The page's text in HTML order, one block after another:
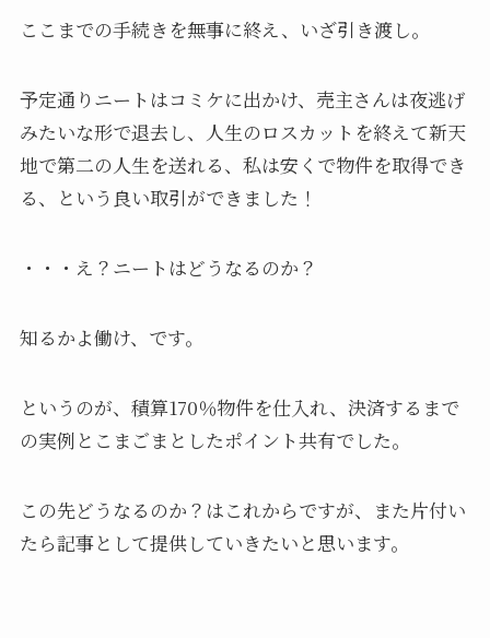
ここまでの手続きを無事に終え、いざ引き渡し。
予定通りニートはコミケに出かけ、売主さんは夜逃げ
みたいな形で退去し、人生のロスカットを終えて新天
地で第二の人生を送れる、私は安くで物件を取得でき
る、という良い取引ができました！
・・・え？ニートはどうなるのか？
知るかよ働け、です。
というのが、積算170％物件を仕入れ、決済するまで
の実例とこまごまとしたポイント共有でした。
この先どうなるのか？はこれからですが、また片付い
たら記事として提供していきたいと思います。